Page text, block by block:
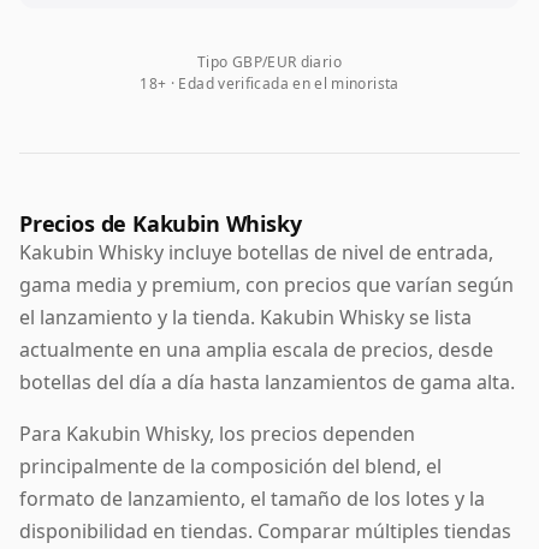
Tipo GBP/EUR diario
18+ · Edad verificada en el minorista
Precios de Kakubin Whisky
Kakubin Whisky incluye botellas de nivel de entrada,
gama media y premium, con precios que varían según
el lanzamiento y la tienda. Kakubin Whisky se lista
actualmente en una amplia escala de precios, desde
botellas del día a día hasta lanzamientos de gama alta.
Para Kakubin Whisky, los precios dependen
principalmente de la composición del blend, el
formato de lanzamiento, el tamaño de los lotes y la
disponibilidad en tiendas. Comparar múltiples tiendas